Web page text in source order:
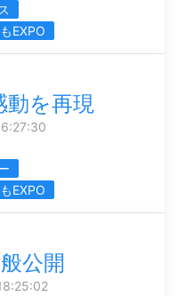
EXPO
動を再現
EXPO
公開